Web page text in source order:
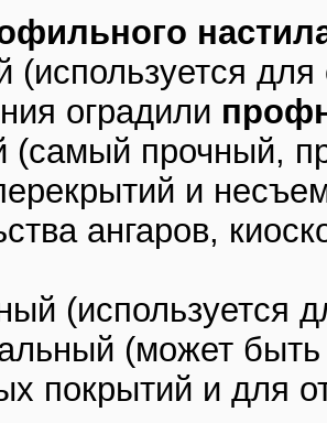
(используется
оградили
(самый прочный,
и
ангаров,
(используется
(может
покрытий и для